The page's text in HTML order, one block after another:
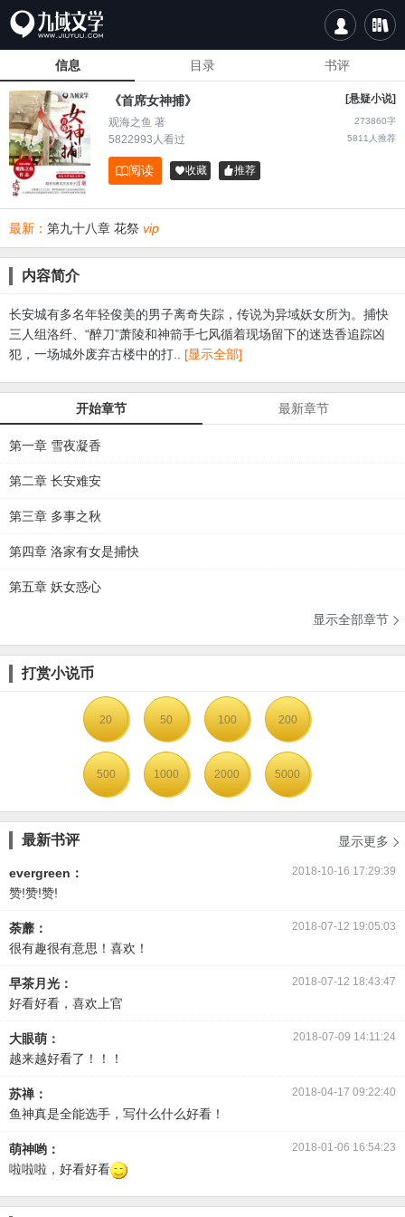
 
信息 目录 书评
[悬疑小说]
《首席女神捕》
273860字
观海之鱼 著
5811 人推荐
5822993人看过
阅读 收藏 推荐
最新： 第九十八章 花祭 vip
内容简介
长安城有多名年轻俊美的男子离奇失踪，传说为异域妖女所为。捕快
三人组洛纤、“醉刀”萧陵和神箭手七风循着现场留下的迷迭香追踪凶
犯，一场城外废弃古楼中的打.. [显示全部]
开始章节 最新章节
第一章 雪夜凝香
第二章 长安难安
第三章 多事之秋
第四章 洛家有女是捕快
第五章 妖女惑心
显示全部章节
打赏小说币
20 50 100 200
500 1000 2000 5000
最新书评 显示更多 
2018-10-16 17:29:39
evergreen：
赞!赞!赞!
2018-07-12 19:05:03
荼蘼：
很有趣很有意思！喜欢！
2018-07-12 18:43:47
早茶月光：
好看好看，喜欢上官
2018-07-09 14:11:24
大眼萌：
越来越好看了！！！
2018-04-17 09:22:40
苏禅：
鱼神真是全能选手，写什么什么好看！
2018-01-06 16:54:23
萌神哟：
啦啦啦，好看好看